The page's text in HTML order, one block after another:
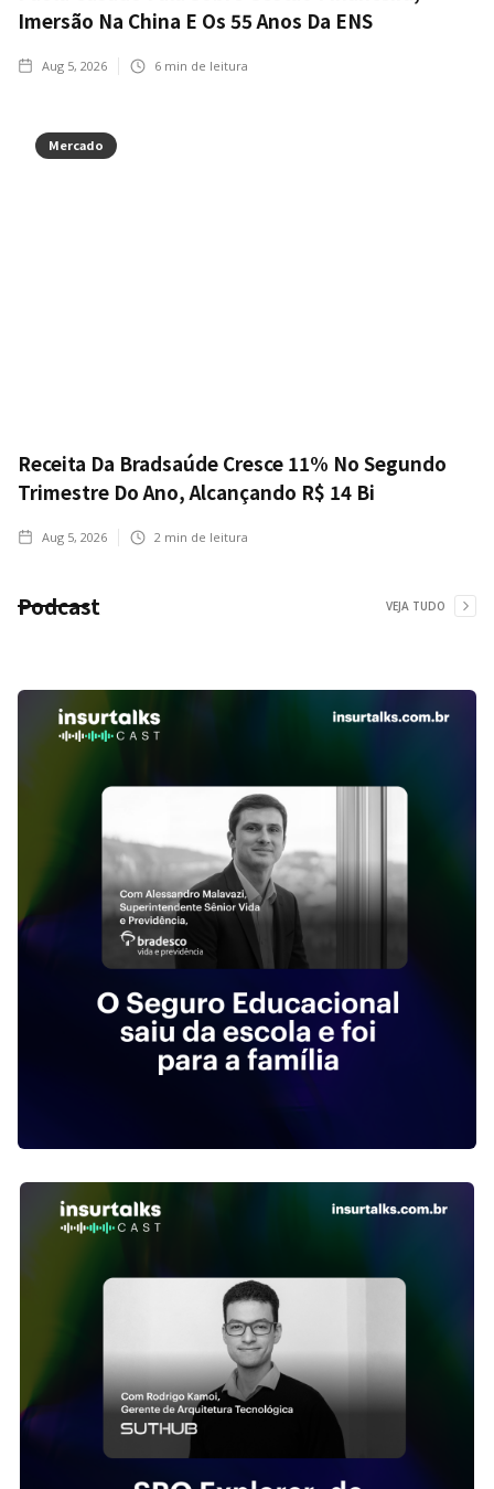
Imersão Na China E Os 55 Anos Da ENS
Aug 5, 2026 6 min de leitura
Mercado
Receita Da Bradsaúde Cresce 11% No Segundo
Trimestre Do Ano, Alcançando R$ 14 Bi
Aug 5, 2026 2 min de leitura
Podcast VEJA TUDO